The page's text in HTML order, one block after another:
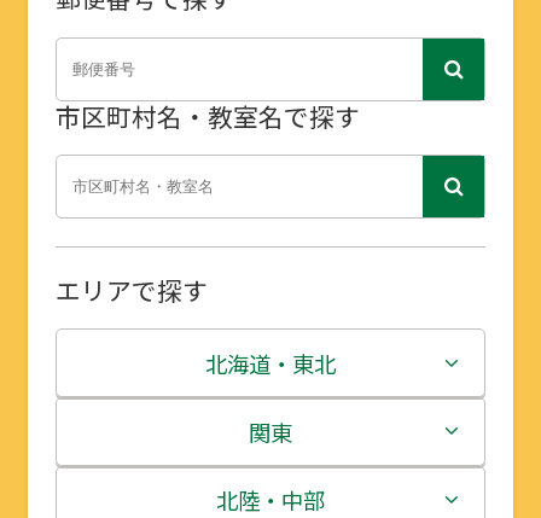
市区町村名・教室名で探す
エリアで探す
北海道・東北
北海道
青森県
関東
茨城県
北陸・中部